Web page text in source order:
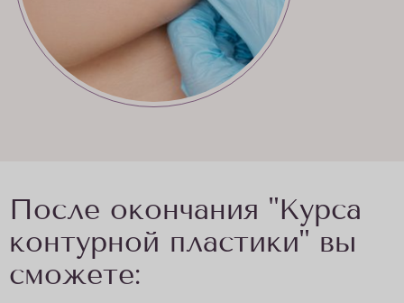
После окончания "Курса
контурной пластики" вы
сможете: